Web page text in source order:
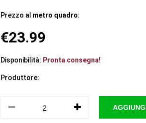
Prezzo al metro quadro:
€23.99
Disponibilità: Pronta consegna!
Produttore: